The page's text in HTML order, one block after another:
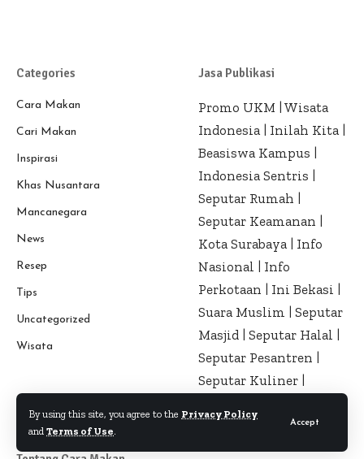
By using this site, you agree to the Privacy Policy
and Terms of Use.
Accept
Categories
Cara Makan
Cari Makan
Inspirasi
Khas Nusantara
Mancanegara
News
Resep
Tips
Uncategorized
Wisata
Jasa Publikasi
Promo UKM Wisata
Indonesia
Inilah Kita
Beasiswa Kampus
Indonesia Sentris
Seputar Rumah
Seputar Keamanan
Kota Surabaya
Info
Nasional
Info
Perkotaan
Ini Bekasi
Suara Muslim
Seputar
Masjid Seputar Halal
Seputar Pesantren
Seputar Kuliner